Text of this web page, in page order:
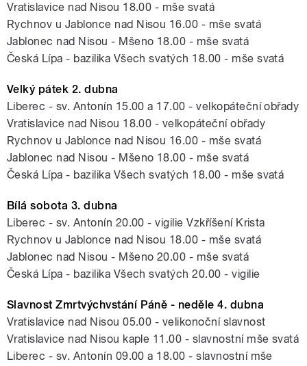
Vratislavice nad Nisou 18.00 - mše svatá
Rychnov u Jablonce nad Nisou 16.00 - mše svatá
Jablonec nad Nisou - Mšeno 18.00 - mše svatá
Česká Lípa - bazilika Všech svatých 18.00 - mše svatá
Velký pátek 2. dubna
Liberec - sv. Antonín 15.00 a 17.00 - velkopáteční obřady
Vratislavice nad Nisou 18.00 - velkopáteční obřady
Rychnov u Jablonce nad Nisou 16.00 - mše svatá
Jablonec nad Nisou - Mšeno 18.00 - mše svatá
Česká Lípa - bazilika Všech svatých 18.00 - mše svatá
Bílá sobota 3. dubna
Liberec - sv. Antonín 20.00 - vigilie Vzkříšení Krista
Rychnov u Jablonce nad Nisou 18.00 - mše svatá
Jablonec nad Nisou - Mšeno 20.00 - mše svatá
Česká Lípa - bazilika Všech svatých 20.00 - vigilie
Slavnost Zmrtvýchvstání Páně - neděle 4. dubna
Vratislavice nad Nisou 05.00 - velikonoční slavnost
Vratislavice nad Nisou kaple 11.00 - slavnostní mše svatá
Liberec - sv. Antonín 09.00 a 18.00 - slavnostní mše